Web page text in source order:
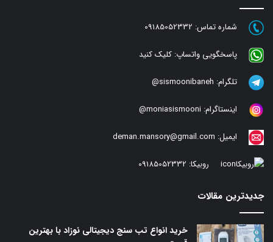
شماره تماس: 09185052332
پاسخگویی واتساپ: کلیک کنید
تلگرام: sismoonibaneh@
اینستاگرام: moniasismooni@
ایمیل: deman.mansory@gmail.com
روبیکا: 09185052332
جدیدترین مقالات
خرید انواع تب سنج دیجیتالی نوزاد با بهترین